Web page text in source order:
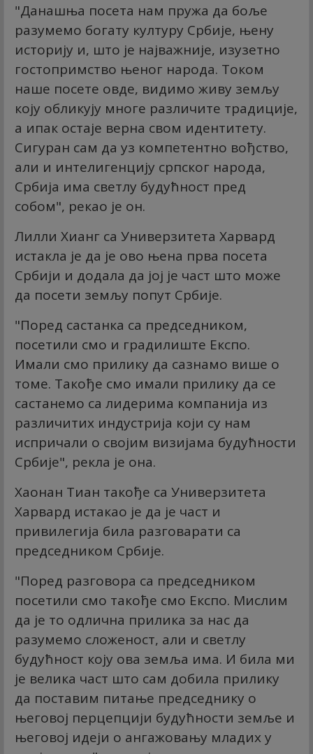
"Данашња посета нам пружа да боље
разумемо богату културу Србије, њену
историју и, што је најважније, изузетно
гостопримство њеног народа. Током
наше посете овде, видимо живу земљу
коју обликују многе различите традиције,
а ипак остаје верна свом идентитету.
Сигуран сам да уз компетентно вођство,
али и интелигенцију српског народа,
Србија има светлу будућност пред
собом", рекао је он.
Лилли Xианг са Универзитета Харвард
истакла је да је ово њена прва посета
Србији и додала да јој је част што може
да посети земљу попут Србије.
"Поред састанка са председником,
посетили смо и градилиште Експо.
Имали смо прилику да сазнамо више о
томе. Такође смо имали прилику да се
састанемо са лидерима компанија из
различитих индустрија који су нам
испричали о својим визијама будућности
Србије", рекла је она.
Хаонан Тиан такође са Универзитета
Харвард истакао је да је част и
привилегија била разговарати са
председником Србије.
"Поред разговора са председником
посетили смо такође смо Експо. Мислим
да је то одлична прилика за нас да
разумемо сложеност, али и светлу
будућност коју ова земља има. И била ми
је велика част што сам добила прилику
да поставим питање председнику о
његовој перцепцији будућности земље и
његовој идеји о ангажовању младих у